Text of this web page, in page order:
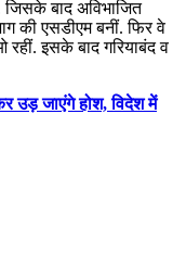
बाद अविभाजित
की एसडीएम बनीं. फिर वे
इसके बाद गरियाबंद व
उड़ जाएंगे होश, विदेश में